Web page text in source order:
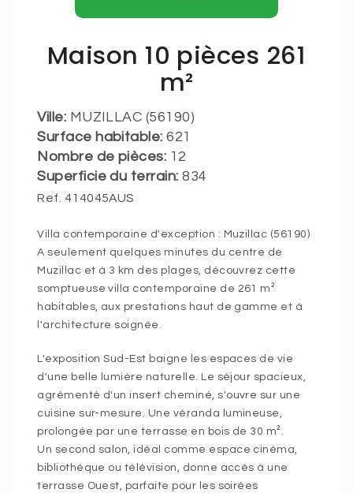
Maison 10 pièces 261
m²
Ville: MUZILLAC (56190)
Surface habitable: 621
Nombre de pièces: 12
Superficie du terrain: 834
Ref. 414045AUS
Villa contemporaine d'exception : Muzillac (56190)
A seulement quelques minutes du centre de
Muzillac et à 3 km des plages, découvrez cette
somptueuse villa contemporaine de 261 m²
habitables, aux prestations haut de gamme et à
l'architecture soignée.
L'exposition Sud-Est baigne les espaces de vie
d'une belle lumière naturelle. Le séjour spacieux,
agrémenté d'un insert cheminé, s'ouvre sur une
cuisine sur-mesure. Une véranda lumineuse,
prolongée par une terrasse en bois de 30 m².
Un second salon, idéal comme espace cinéma,
bibliothèque ou télévision, donne accès à une
terrasse Ouest, parfaite pour les soirées